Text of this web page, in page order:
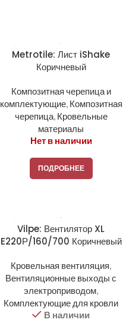
Metrotile: Лист iShake
Коричневый
Композитная черепица и
комплектующие, Композитная
черепица, Кровельные
материалы
Нет в наличии
ПОДРОБНЕЕ
Vilpe: Вентилятор XL
E220Р/160/700 Коричневый
Кровельная вентиляция,
Вентиляционные выходы с
электроприводом,
Комплектующие для кровли
В наличии